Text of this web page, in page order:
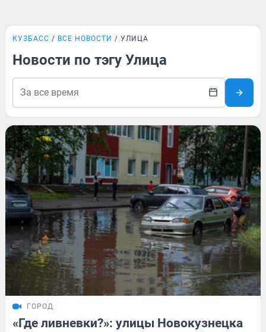
КУЗБАСС ВСЕ НОВОСТИ УЛИЦА
Новости по тэгу Улица
ГОРОД
«Где ливневки?»: улицы Новокузнецка